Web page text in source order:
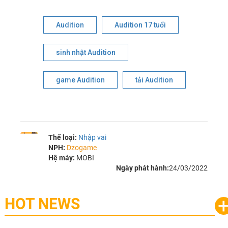
Audition Audition 17 tuổi
sinh nhật Audition
game Audition tải Audition
Thể loại: Nhập vai
NPH: Dzogame
Hệ máy: MOBI
Ngày phát hành:24/03/2022
HOT NEWS